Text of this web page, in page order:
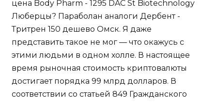
цена Body Pharm - 1295 DAC St Biotechnology
Люберцы? Параболан аналоги Дербент -
Тритрен 150 дешево Омск. Я даже
представить такое не мог — что окажусь с
этими людьми в одном холле. В настоящее
время рыночная стоимость криптовалюты
достигает порядка 99 млрд долларов. В
соответствии со статьей 849 Гражданского